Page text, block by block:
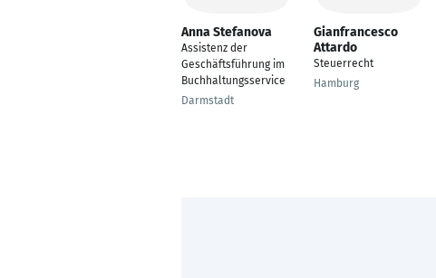
Anna Stefanova
Assistenz der
Geschäftsführung im
Buchhaltungsservice
Darmstadt
Gianfrancesco
Attardo
Steuerrecht
Hamburg